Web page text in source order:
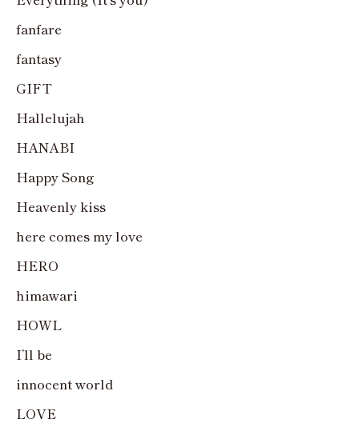
fanfare
fantasy
GIFT
Hallelujah
HANABI
Happy Song
Heavenly kiss
here comes my love
HERO
himawari
HOWL
I’ll be
innocent world
LOVE